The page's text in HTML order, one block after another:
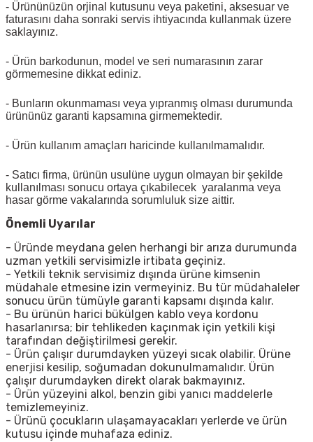
- Ürününüzün orjinal kutusunu veya paketini, aksesuar ve
faturasını daha sonraki servis ihtiyacında kullanmak üzere
saklayınız.
- Ürün barkodunun, model ve seri numarasının zarar
görmemesine dikkat ediniz.
- Bunların okunmaması veya yıpranmış olması durumunda
ürününüz garanti kapsamına girmemektedir.
- Ürün kullanım amaçları haricinde kullanılmamalıdır.
- Satıcı firma, ürünün usulüne uygun olmayan bir şekilde
kullanılması sonucu ortaya çıkabilecek yaralanma veya
hasar görme vakalarında sorumluluk size aittir.
Önemli Uyarılar
- Üründe meydana gelen herhangi bir arıza durumunda
uzman yetkili servisimizle irtibata geçiniz.
- Yetkili teknik servisimiz dışında ürüne kimsenin
müdahale etmesine izin vermeyiniz. Bu tür müdahaleler
sonucu ürün tümüyle garanti kapsamı dışında kalır.
- Bu ürünün harici bükülgen kablo veya kordonu
hasarlanırsa; bir tehlikeden kaçınmak için yetkili kişi
tarafından değiştirilmesi gerekir.
- Ürün çalışır durumdayken yüzeyi sıcak olabilir. Ürüne
enerjisi kesilip, soğumadan dokunulmamalıdır. Ürün
çalışır durumdayken direkt olarak bakmayınız.
- Ürün yüzeyini alkol, benzin gibi yanıcı maddelerle
temizlemeyiniz.
- Ürünü çocukların ulaşamayacakları yerlerde ve ürün
kutusu içinde muhafaza ediniz.